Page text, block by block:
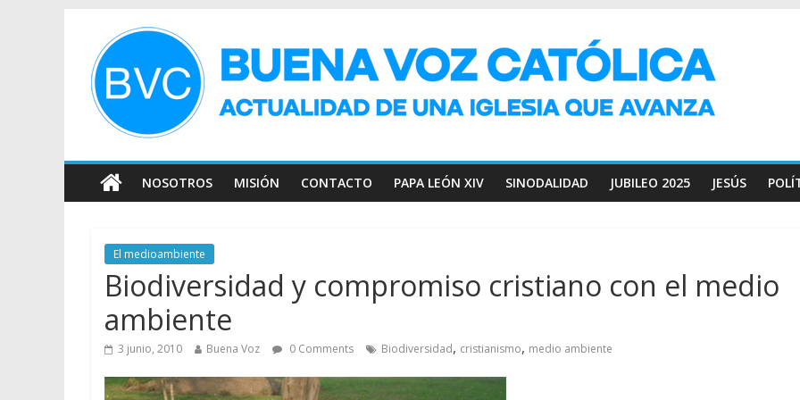
NOSOTROS MISIÓN CONTACTO PAPA LEÓN XIV SINODALIDAD JUBILEO 2025 JESÚS
El medioambiente
Biodiversidad y compromiso cristiano con el medio
ambiente
3 junio, 2010 Buena Voz 0 Comments Biodiversidad, cristianismo, medio ambiente